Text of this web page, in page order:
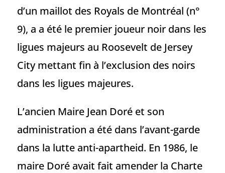
d’un maillot des Royals de Montréal (n°
9), a a été le premier joueur noir dans les
ligues majeurs au Roosevelt de Jersey
City mettant fin à l’exclusion des noirs
dans les ligues majeures.
L’ancien Maire Jean Doré et son
administration a été dans l’avant-garde
dans la lutte anti-apartheid. En 1986, le
maire Doré avait fait amender la Charte